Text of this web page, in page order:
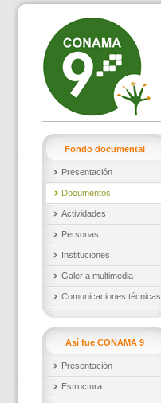
Fondo documental
Presentación
Documentos
Actividades
Personas
Instituciones
Galería multimedia
Comunicaciones técnicas
Así fue CONAMA 9
Presentación
Estructura